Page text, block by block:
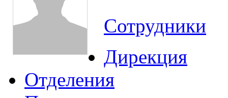
Сотрудники
Дирекция
Отделения